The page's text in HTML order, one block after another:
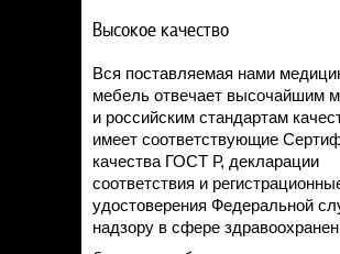
Высокое качество
Вся поставляемая нами
мебель отвечает высочайшим
и российским стандартам
имеет соответствующие
качества ГОСТ Р, декларации
соответствия и
удостоверения Федеральной
надзору в сфере